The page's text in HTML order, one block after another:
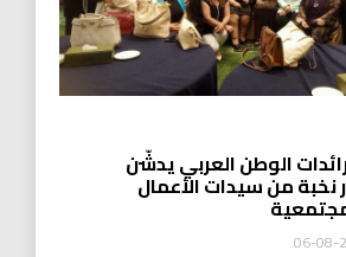
الوطن العربي يدشّن
نخبة من سيدات الأعمال